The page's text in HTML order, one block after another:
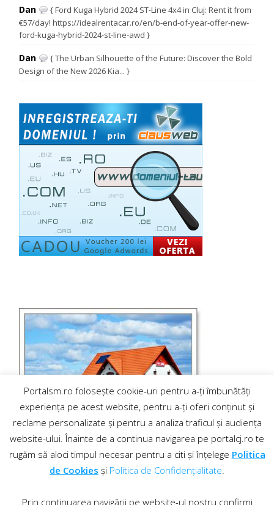
Dan
{ Ford Kuga Hybrid 2024 ST-Line 4x4 in Cluj: Rent it from
€57/day! https://idealrentacar.ro/en/b-end-of-year-offer-new-
ford-kuga-hybrid-2024-st-line-awd }
Dan
{ The Urban Silhouette of the Future: Discover the Bold
Design of the New 2026 Kia... }
Portalsm.ro folosește cookie-uri pentru a-ți îmbunătăți
experiența pe acest website, pentru a-ți oferi conținut și
reclame personalizate și pentru a analiza traficul și audiența
website-ului. Înainte de a continua navigarea pe portalcj.ro te
rugăm să aloci timpul necesar pentru a citi și înțelege Politica
de Cookies și Politica de Confidențialitate.
Prin continuarea navigării pe website-ul nostru confirmi